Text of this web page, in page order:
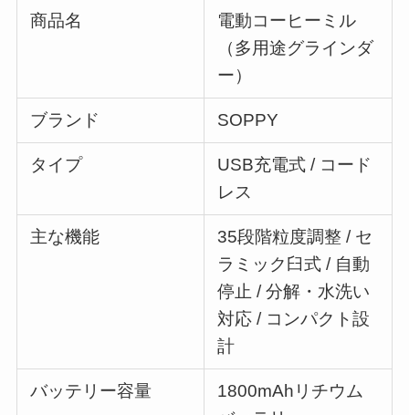
商品名
電動コーヒーミル
（多用途グラインダ
ー）
ブランド SOPPY
タイプ
USB充電式 / コード
レス
主な機能
35段階粒度調整 / セ
ラミック臼式 / 自動
停止 / 分解・水洗い
対応 / コンパクト設
計
バッテリー容量
1800mAhリチウム